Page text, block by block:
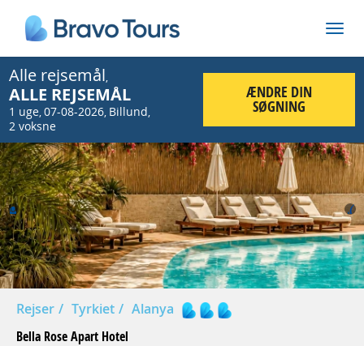
Alle rejsemål,
ALLE REJSEMÅL
1 uge,07-08-2026, Billund,
2 voksne
ÆNDRE DIN
SØGNING
Prev
Rejser Tyrkiet
Alanya
Bella Rose Apart Hotel